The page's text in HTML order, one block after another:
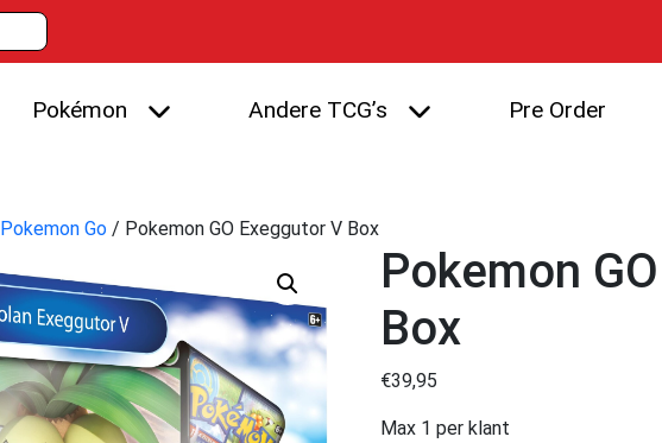
Pokémon Andere TCG’s Pre Order
Pokemon Go / Pokemon GO Exeggutor V Box
Pokemon
Box
€39,95
Max 1 per klant